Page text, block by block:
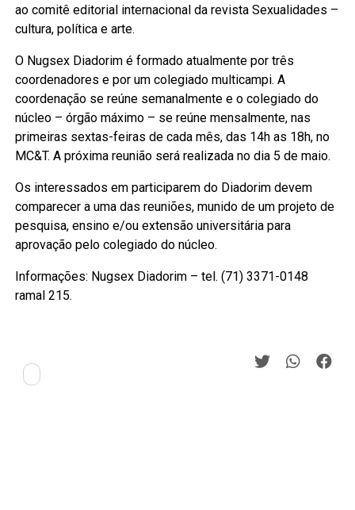
ao comitê editorial internacional da revista Sexualidades –
cultura, política e arte.
O Nugsex Diadorim é formado atualmente por três
coordenadores e por um colegiado multicampi. A
coordenação se reúne semanalmente e o colegiado do
núcleo – órgão máximo – se reúne mensalmente, nas
primeiras sextas-feiras de cada mês, das 14h as 18h, no
MC&T. A próxima reunião será realizada no dia 5 de maio.
Os interessados em participarem do Diadorim devem
comparecer a uma das reuniões, munido de um projeto de
pesquisa, ensino e/ou extensão universitária para
aprovação pelo colegiado do núcleo.
Informações: Nugsex Diadorim – tel. (71) 3371-0148
ramal 215.